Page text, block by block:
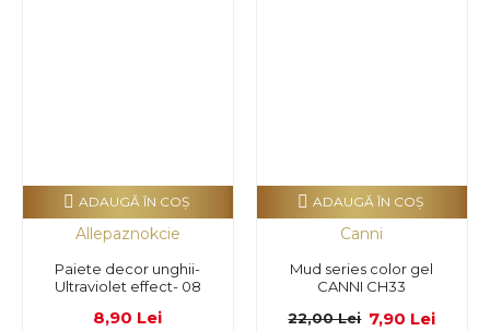
Allepaznokcie
Paiete decor unghii-
Ultraviolet effect- 08
8,90 Lei
ADAUGĂ ÎN COŞ
Canni
Mud series color gel
CANNI CH33
7,90 Lei
22,00 Lei
ADAUGĂ ÎN COŞ